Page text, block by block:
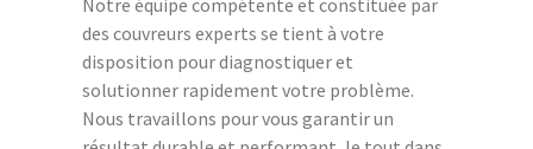
des couvreurs experts se tient à votre
disposition pour diagnostiquer et
solutionner rapidement votre problème.
Nous travaillons pour vous garantir un